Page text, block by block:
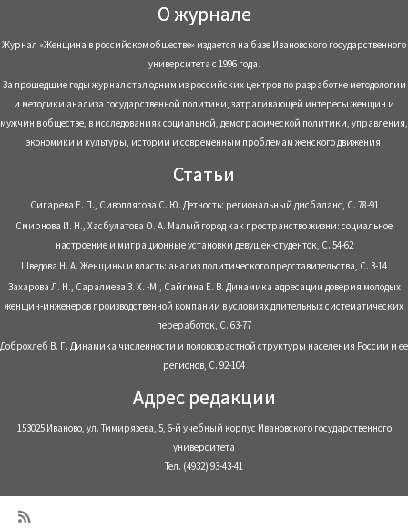
О журнале
Журнал «Женщина в российском обществе» издается на базе Ивановского государственного
университета с 1996 года.
За прошедшие годы журнал стал одним из российских центров по разработке методологии
и методики анализа государственной политики, затрагивающей интересы женщин и
мужчин в обществе, в исследованиях социальной, демографической политики, управления,
экономики и культуры, истории и современным проблемам женского движения.
Статьи
Сигарева Е. П., Сивоплясова С. Ю. Детность: региональный дисбаланс, С. 78-91
Смирнова И. Н., Хасбулатова О. А. Малый город как пространство жизни: социальное
настроение и миграционные установки девушек-студенток, С. 54-62
Шведова Н. А. Женщины и власть: анализ политического представительства, С. 3-14
Захарова Л. Н., Саралиева З. Х. -М., Сайгина Е. В. Динамика адресации доверия молодых
женщин-инженеров производственной компании в условиях длительных систематических
переработок, С. 63-77
Доброхлеб В. Г. Динамика численности и половозрастной структуры населения России и ее
регионов, С. 92-104
Адрес редакции
153025 Иваново, ул. Тимирязева, 5, 6-й учебный корпус Ивановского государственного
университета
Тел. (4932) 93-43-41